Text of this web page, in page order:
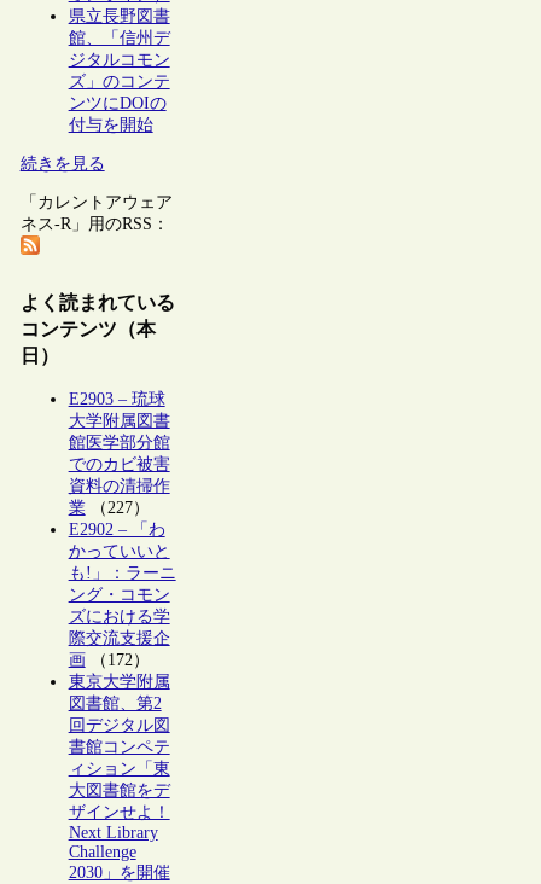
県立長野図書
館、「信州デ
ジタルコモン
ズ」のコンテ
ンツにDOIの
付与を開始
続きを見る
「カレントアウェア
ネス-R」用のRSS：
よく読まれている
コンテンツ（本
日）
E2903 – 琉球
大学附属図書
館医学部分館
でのカビ被害
資料の清掃作
業（227）
E2902 – 「わ
かっていいと
も!」：ラーニ
ング・コモン
ズにおける学
際交流支援企
画 （172）
東京大学附属
図書館、第2
回デジタル図
書館コンペテ
ィション「東
大図書館をデ
ザインせよ！
Next Library
Challenge
2030」を開催